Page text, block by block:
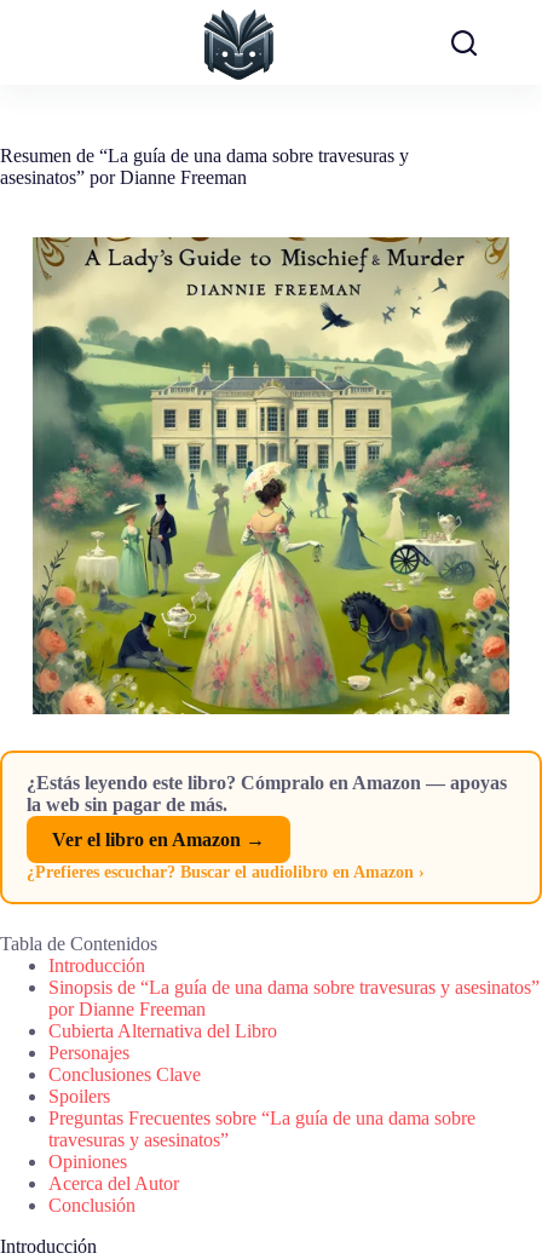
Resumen de “La guía de una dama sobre travesuras y
asesinatos” por Dianne Freeman
¿Estás leyendo este libro? Cómpralo en Amazon — apoyas
la web sin pagar de más.
Ver el libro en Amazon →
¿Prefieres escuchar? Buscar el audiolibro en Amazon ›
Tabla de Contenidos
Introducción
Sinopsis de “La guía de una dama sobre travesuras y asesinatos”
por Dianne Freeman
Cubierta Alternativa del Libro
Personajes
Conclusiones Clave
Spoilers
Preguntas Frecuentes sobre “La guía de una dama sobre
travesuras y asesinatos”
Opiniones
Acerca del Autor
Conclusión
Introducción